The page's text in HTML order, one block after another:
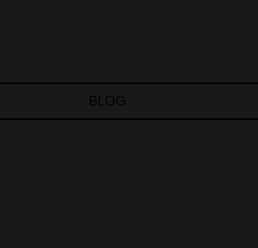
BLOG